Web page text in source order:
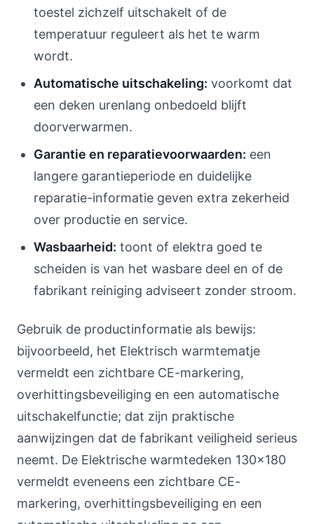
toestel zichzelf uitschakelt of de
temperatuur reguleert als het te warm
wordt.
Automatische uitschakeling: voorkomt dat
een deken urenlang onbedoeld blijft
doorverwarmen.
Garantie en reparatievoorwaarden: een
langere garantieperiode en duidelijke
reparatie-informatie geven extra zekerheid
over productie en service.
Wasbaarheid: toont of elektra goed te
scheiden is van het wasbare deel en of de
fabrikant reiniging adviseert zonder stroom.
Gebruik de productinformatie als bewijs:
bijvoorbeeld, het Elektrisch warmtematje
vermeldt een zichtbare CE-markering,
overhittingsbeveiliging en een automatische
uitschakelfunctie; dat zijn praktische
aanwijzingen dat de fabrikant veiligheid serieus
neemt. De Elektrische warmtedeken 130x180
vermeldt eveneens een zichtbare CE-
markering, overhittingsbeveiliging en een